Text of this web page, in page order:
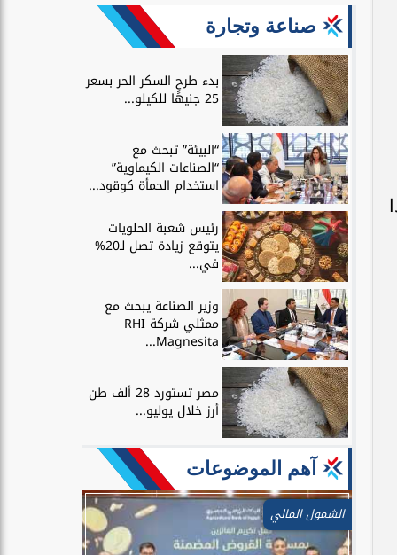
صناعة وتجارة
بدء طرح السكر الحر بسعر
25 جنيهًا للكيلو...
“البيئة” تبحث مع
“الصناعات الكيماوية”
استخدام الحمأة كوقود...
رئيس شعبة الحلويات
يتوقع زيادة تصل لـ20%
في...
وزير الصناعة يبحث مع
ممثلي شركة RHI
Magnesita...
مصر تستورد 28 ألف طن
أرز خلال يوليو...
آهم الموضوعات
الشمول المالي